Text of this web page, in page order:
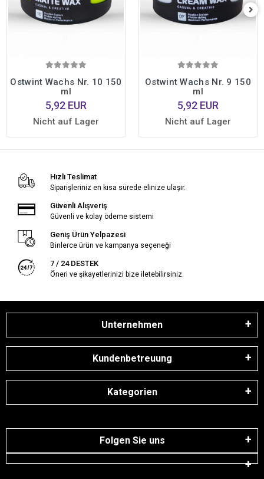
Ostwint Wachs Nr. 10 150
ml
5,92 EUR
Nicht auf Lager
Ostwint Wachs Nr. 9 150
ml
5,92 EUR
Nicht auf Lager
Hızlı Teslimat
Siparişleriniz en kısa sürede elinize ulaşır.
Güvenli Alışveriş
Güvenli ve kolay ödeme sistemi
Geniş Ürün Yelpazesi
Binlerce ürün ve kampanya seçeneği
7 / 24 DESTEK
Öneri ve şikayetlerinizi bize iletebilirsiniz.
Unternehmen
Kundenbetreuung
Kategorien
Folgen Sie uns